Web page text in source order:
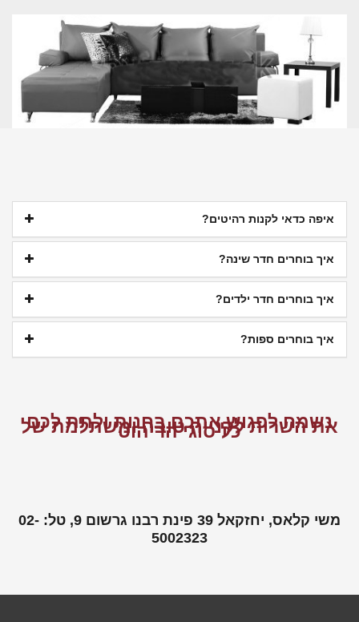
איפה כדאי לקנות רהיטים?
איך בוחרים חדר שינה?
איך בוחרים חדר ילדים?
איך בוחרים ספות?
נשמח לפגוש אתכם בחנות ולתת לכם
את השרות לקנייה טובה ומשתלמת של
כל סוגי הריהוט
משי קלאס, יחזקאל 39 פינת רבנו גרשום 9, טל: 02-
5002323